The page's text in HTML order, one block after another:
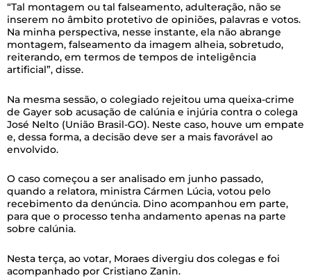
“Tal montagem ou tal falseamento, adulteração, não se
inserem no âmbito protetivo de opiniões, palavras e votos.
Na minha perspectiva, nesse instante, ela não abrange
montagem, falseamento da imagem alheia, sobretudo,
reiterando, em termos de tempos de inteligência
artificial”, disse.
Na mesma sessão, o colegiado rejeitou uma queixa-crime
de Gayer sob acusação de calúnia e injúria contra o colega
José Nelto (União Brasil-GO). Neste caso, houve um empate
e, dessa forma, a decisão deve ser a mais favorável ao
envolvido.
O caso começou a ser analisado em junho passado,
quando a relatora, ministra Cármen Lúcia, votou pelo
recebimento da denúncia. Dino acompanhou em parte,
para que o processo tenha andamento apenas na parte
sobre calúnia.
Nesta terça, ao votar, Moraes divergiu dos colegas e foi
acompanhado por Cristiano Zanin.